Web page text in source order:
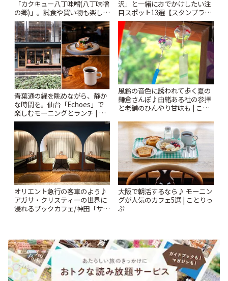
「カクキュー八丁味噌(八丁味噌
の郷)」。試食や買い物も楽しみ
♪ | ことりっぷ
沢」と一緒におでかけしたい注
目スポット13選【スタンプラリ
ー開催中】 | ことりっぷ
青葉通の緑を眺めながら、静か
な時間を。仙台「Echoes」で
楽しむモーニングとランチ | こ
とりっぷ
風鈴の音色に誘われて歩く夏の
鎌倉さんぽ♪由緒ある社の参拝
と老舗のひんやり甘味も | こと
オリエント急行の客車のよう♪
アガサ・クリスティーの世界に
浸れるブックカフェ/神田「サロ
大阪で朝活するなら♪ モーニン
グが人気のカフェ5選 | ことりっ
ぷ